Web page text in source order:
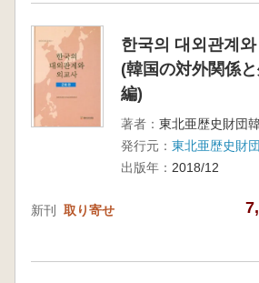
한국의 대외관계
(韓国の対外関係
編)
著者： 東北亜歴史財団
発行元： 東北亜歴史財団
出版年： 2018/12
新刊 取り寄せ